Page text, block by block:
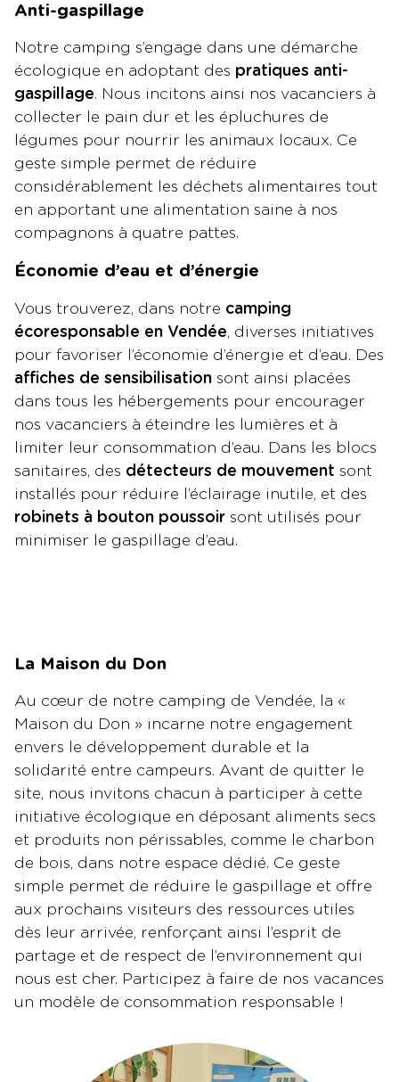
Anti-gaspillage
Notre camping s’engage dans une démarche
écologique en adoptant des pratiques anti-
gaspillage. Nous incitons ainsi nos vacanciers à
collecter le pain dur et les épluchures de
légumes pour nourrir les animaux locaux. Ce
geste simple permet de réduire
considérablement les déchets alimentaires tout
en apportant une alimentation saine à nos
compagnons à quatre pattes.
Économie d’eau et d’énergie
Vous trouverez, dans notre camping
écoresponsable en Vendée, diverses initiatives
pour favoriser l’économie d’énergie et d’eau. Des
affiches de sensibilisation sont ainsi placées
dans tous les hébergements pour encourager
nos vacanciers à éteindre les lumières et à
limiter leur consommation d’eau. Dans les blocs
sanitaires, des détecteurs de mouvement sont
installés pour réduire l’éclairage inutile, et des
robinets à bouton poussoir sont utilisés pour
minimiser le gaspillage d’eau.
La Maison du Don
Au cœur de notre camping de Vendée, la «
Maison du Don » incarne notre engagement
envers le développement durable et la
solidarité entre campeurs. Avant de quitter le
site, nous invitons chacun à participer à cette
initiative écologique en déposant aliments secs
et produits non périssables, comme le charbon
de bois, dans notre espace dédié. Ce geste
simple permet de réduire le gaspillage et offre
aux prochains visiteurs des ressources utiles
dès leur arrivée, renforçant ainsi l’esprit de
partage et de respect de l’environnement qui
nous est cher. Participez à faire de nos vacances
un modèle de consommation responsable !